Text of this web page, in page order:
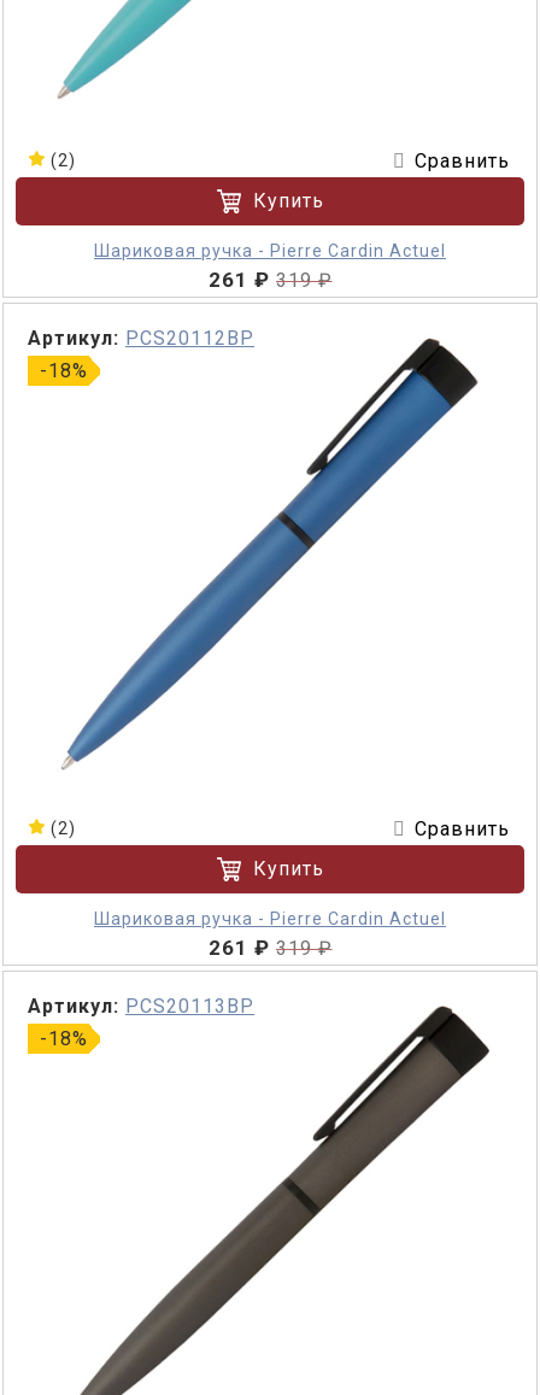
(2)
Сравнить
Купить
Шариковая ручка - Pierre Cardin Actuel
261 ₽ 319 ₽
-18%
Артикул: PCS20112BP
(2)
Сравнить
Купить
Шариковая ручка - Pierre Cardin Actuel
261 ₽ 319 ₽
-18%
Артикул: PCS20113BP